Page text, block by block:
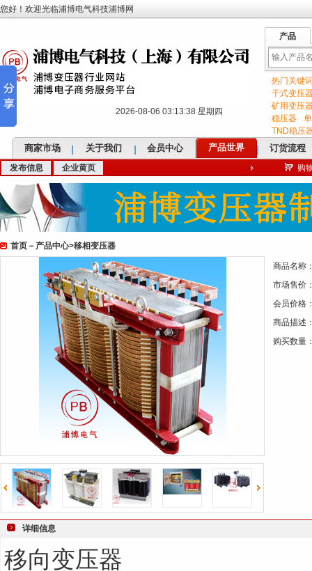
您好！欢迎光临浦博电气科技浦博网
2026-08-06 03:13:39 星期四
产品
输热门关键
干式变压
矿用变压
稳压器
TND稳压
商家市场 关于我们 会员中心 产品世界 订货流程
发布信息 企业黄页 购
首页 － 产品中心>移相变压器
商品名称
市场售价
会员价格
商品描述
购买数量
详细信息
移向变压器